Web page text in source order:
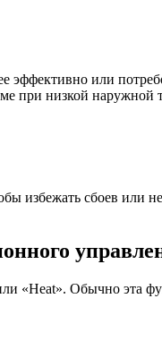
или
при низкой наружной
избежать сбоев или
«Heat». Обычно эта